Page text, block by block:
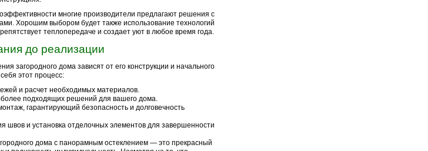
многие производители предлагают решения с
Хорошим выбором будет также использование технологий
теплопередаче и создает уют в любое время года.
до реализации
загородного дома зависят от его конструкции и начального
этот процесс:
и расчет необходимых материалов.
подходящих решений для вашего дома.
гарантирующий безопасность и долговечность
и установка отделочных элементов для завершенности
дома с панорамным остеклением — это прекрасный